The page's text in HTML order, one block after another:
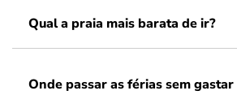
Qual a praia mais barata de ir?
Onde passar as férias sem gastar